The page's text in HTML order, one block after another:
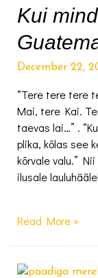
kõik
ei
lähe
nii
kuis
peab
Kui
December 22,
“Tere tere tere
Mai, tere Kai.
taevas lai…” .
plika, kõlas see
kõrvale valu.”
ilusale
Kui
jõule
Read More »